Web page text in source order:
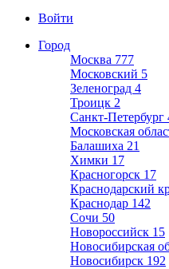
Войти
Город
Москва 777
Московский 5
Зеленоград 4
Троицк 2
Санкт-Петербург
Московская
Балашиха 21
Химки 17
Красногорск 17
Краснодарский
Краснодар 142
Сочи 50
Новороссийск 15
Новосибирская
Новосибирск 192